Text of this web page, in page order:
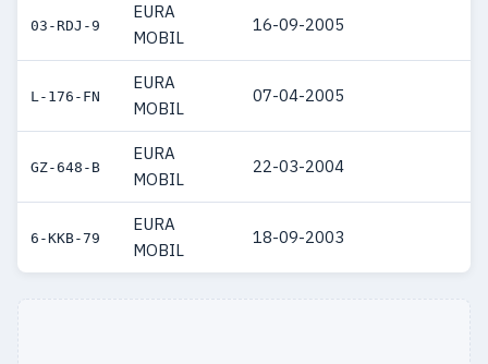
03-RDJ-9
EURA
MOBIL
16-09-2005
L-176-FN
EURA
MOBIL
07-04-2005
GZ-648-B
EURA
MOBIL
22-03-2004
6-KKB-79
EURA
MOBIL
18-09-2003